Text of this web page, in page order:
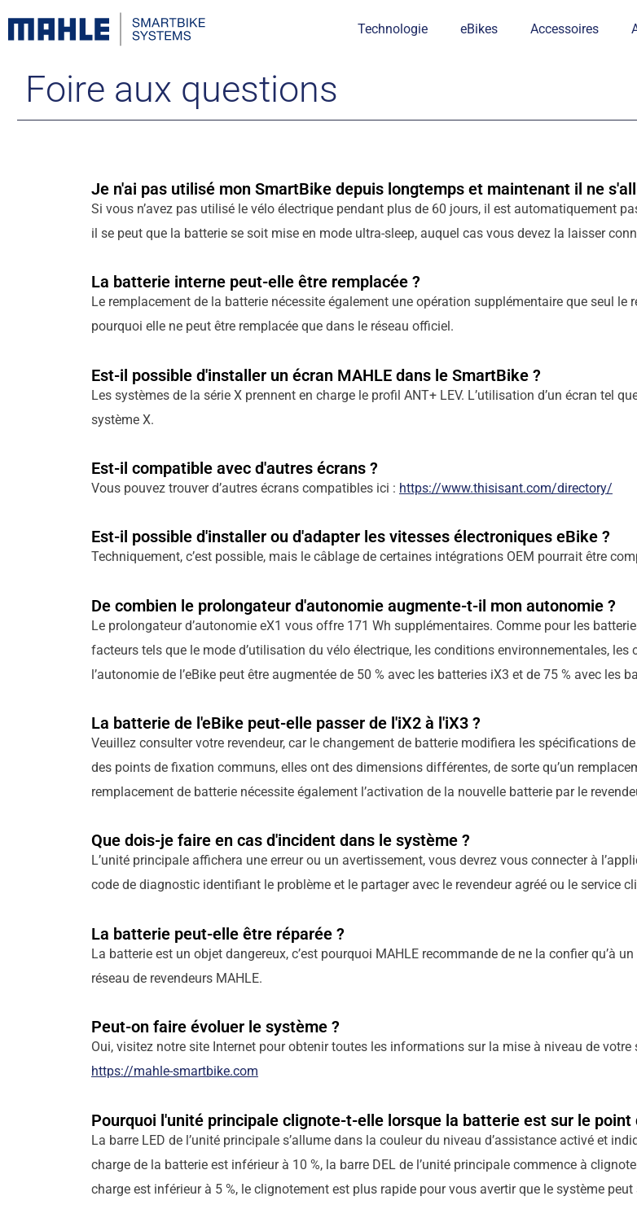
Technologie eBikes Accessoires
Foire aux questions
Je n'ai pas utilisé mon SmartBike depuis longtemps et maintenant il ne
Si vous n’avez pas utilisé le vélo électrique pendant plus de 60 jours, il est automatiquement
il se peut que la batterie se soit mise en mode ultra-sleep, auquel cas vous devez la laisser
La batterie interne peut-elle être remplacée ?
Le remplacement de la batterie nécessite également une opération supplémentaire que seul le
pourquoi elle ne peut être remplacée que dans le réseau officiel.
Est-il possible d'installer un écran MAHLE dans le SmartBike ?
Les systèmes de la série X prennent en charge le profil ANT+ LEV. L’utilisation d’un écran tel
système X.
Est-il compatible avec d'autres écrans ?
Vous pouvez trouver d’autres écrans compatibles ici : https://www.thisisant.com/directory/
Est-il possible d'installer ou d'adapter les vitesses électroniques eBike ?
Techniquement, c’est possible, mais le câblage de certaines intégrations OEM pourrait être
De combien le prolongateur d'autonomie augmente-t-il mon autonomie ?
Le prolongateur d’autonomie eX1 vous offre 171 Wh supplémentaires. Comme pour les
facteurs tels que le mode d’utilisation du vélo électrique, les conditions environnementales,
l’autonomie de l’eBike peut être augmentée de 50 % avec les batteries iX3 et de 75 % avec les
La batterie de l'eBike peut-elle passer de l'iX2 à l'iX3 ?
Veuillez consulter votre revendeur, car le changement de batterie modifiera les spécifications
des points de fixation communs, elles ont des dimensions différentes, de sorte qu’un
remplacement de batterie nécessite également l’activation de la nouvelle batterie par le
Que dois-je faire en cas d'incident dans le système ?
L’unité principale affichera une erreur ou un avertissement, vous devrez vous connecter à
code de diagnostic identifiant le problème et le partager avec le revendeur agréé ou le service
La batterie peut-elle être réparée ?
La batterie est un objet dangereux, c’est pourquoi MAHLE recommande de ne la confier qu’à
réseau de revendeurs MAHLE.
Peut-on faire évoluer le système ?
Oui, visitez notre site Internet pour obtenir toutes les informations sur la mise à niveau de votre
https://mahle-smartbike.com
Pourquoi l'unité principale clignote-t-elle lorsque la batterie est sur le point
La barre LED de l’unité principale s’allume dans la couleur du niveau d’assistance activé et
charge de la batterie est inférieur à 10 %, la barre DEL de l’unité principale commence à
charge est inférieur à 5 %, le clignotement est plus rapide pour vous avertir que le système peut